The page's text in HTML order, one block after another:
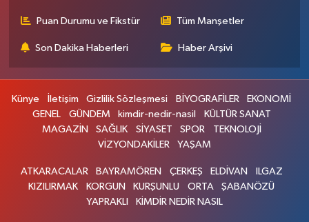
Puan Durumu ve Fikstür Tüm Manşetler
Son Dakika Haberleri Haber Arşivi
Künye İletişim Gizlilik Sözleşmesi BİYOGRAFİLER
EKONOMİ
GENEL
GÜNDEM kimdir-nedir-nasil
KÜLTÜR SANAT
MAGAZİN
SAĞLIK SİYASET SPOR
TEKNOLOJİ
VİZYONDAKİLER
YAŞAM
ATKARACALAR BAYRAMÖREN ÇERKEŞ ELDİVAN
ILGAZ
KIZILIRMAK
KORGUN KURŞUNLU ORTA
ŞABANÖZÜ
YAPRAKLI
KİMDİR NEDİR NASIL